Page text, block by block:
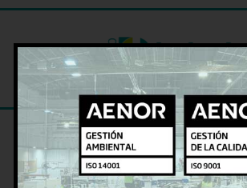
DELEGACIÓN CENTRAL PALMA